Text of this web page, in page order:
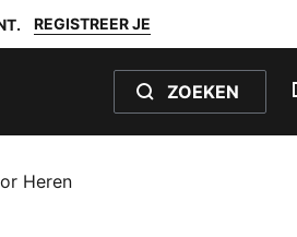
REGISTREER JE
ZOEKEN
Heren